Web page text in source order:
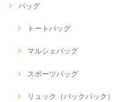
バッグ
トートバッグ
マルシェバッグ
スポーツバッグ
リュック（バックパック）